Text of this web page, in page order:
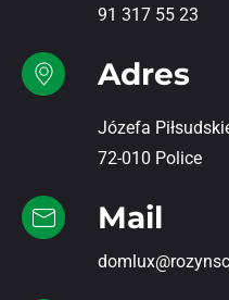
91 317 55 23
Adres
Józefa
72-010 Police
Mail